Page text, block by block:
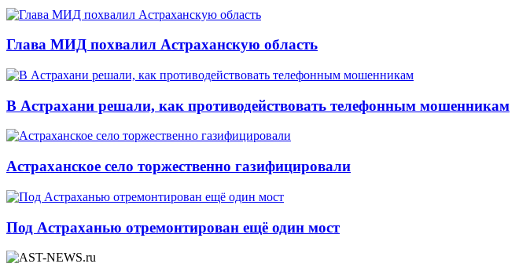
Глава МИД похвалил Астраханскую область
В Астрахани решали, как противодействовать телефонным мошенникам
Астраханское село торжественно газифицировали
Под Астраханью отремонтирован ещё один мост